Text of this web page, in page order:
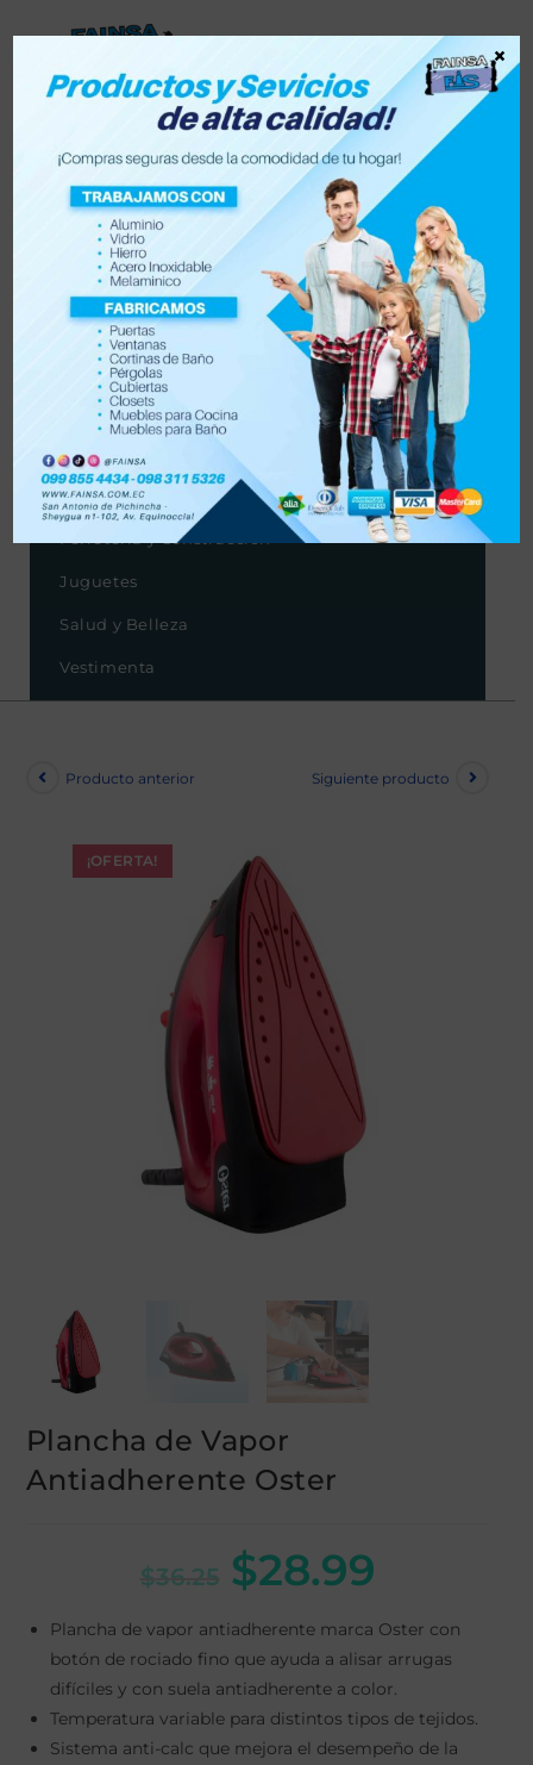
Lista de deseos
0
Tienda
Accesorios para vehículo y moto
Accesorios de hogar
Electrónica
Ferretería y Construcción
Juguetes
Salud y Belleza
Vestimenta
¡OFERTA!
Producto anterior Siguiente producto
Plancha de Vapor
Antiadherente Oster
$36.25 $28.99
Plancha de vapor antiadherente marca Oster con
botón de rociado fino que ayuda a alisar arrugas
difíciles y con suela antiadherente a color.
Temperatura variable para distintos tipos de tejidos.
Sistema anti-calc que mejora el desempeño de la
×